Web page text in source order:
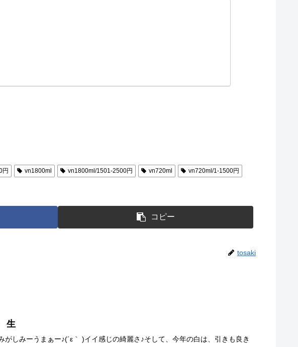
円 vn1800ml vn1800ml/1501-2500円 vn720ml vn720ml/1-1500円
コピー
tosaki
生
みーうまぁー♪(´ε｀ )イイ感じの綺麗さ♪そして、今年の白は、引きも良き